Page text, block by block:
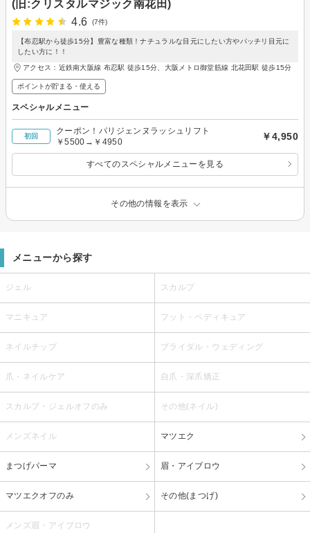
(旧:クリスタルマジック南花田)
4.6
(7件)
【布忍駅から徒歩15分】豊富な種類！ナチュラルな目元にしたい方やパッチリ目元に
したい方に！！
アクセス：近鉄南大阪線 布忍駅 徒歩15分、大阪メトロ御堂筋線 北花田駅 徒歩15分
ポイントが貯まる・使える
スペシャルメニュー
初回
クーポン！パリジェンヌラッシュリフト
￥5500→￥4950
￥4,950
すべてのスペシャルメニューを見る
その他の情報を表示
メニューから探す
ジェル スカルプ
マニキュア フット・ペディキュア
ネイルチップ ブライダル・ウェディング
爪・ネイルケア 自爪・深爪矯正
スカルプ・ジェルオフのみ その他(ネイル)
メンズネイル マツエク
まつげパーマ 眉・アイブロウ
マツエクオフのみ その他(まつげ)
メンズ眉・アイブロウ